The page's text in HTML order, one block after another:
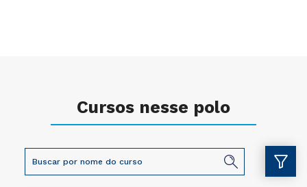
Cursos nesse polo